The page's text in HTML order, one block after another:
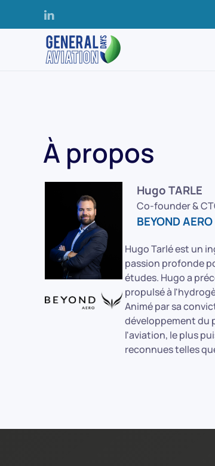
Accéder au contenu principal
À propos
Hugo TARLE
Co-founder &
BEYOND AERO
Hugo Tarlé est un
passion profonde
études. Hugo a
propulsé à
Animé par sa
développement du
l'aviation, le plus
reconnues telles